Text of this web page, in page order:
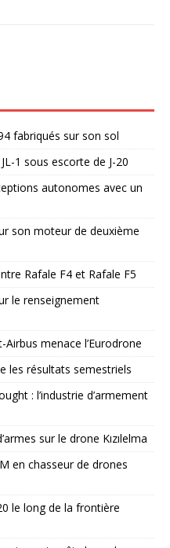
fabriqués sur son sol
1 sous escorte de J-20
autonomes avec un
son moteur de deuxième
Rafale F4 et Rafale F5
le renseignement
menace l’Eurodrone
les résultats semestriels
: l’industrie d’armement
sur le drone Kızılelma
en chasseur de drones
le long de la frontière